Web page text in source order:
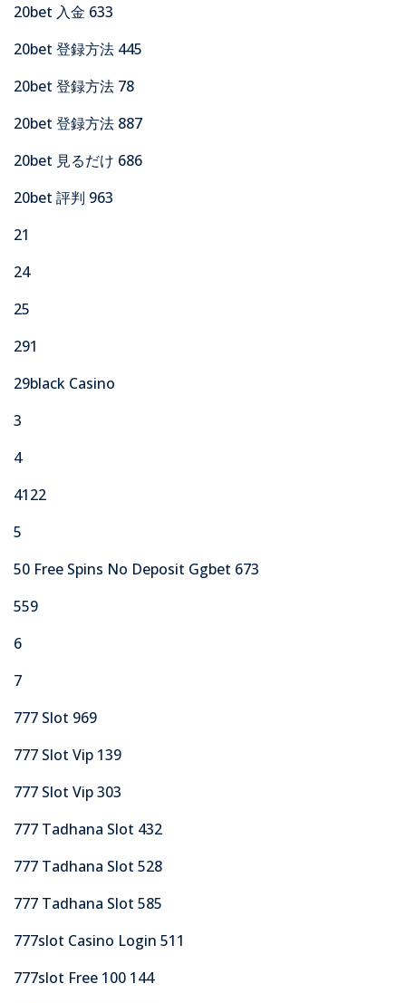
20bet 入金 633
20bet 登録方法 445
20bet 登録方法 78
20bet 登録方法 887
20bet 見るだけ 686
20bet 評判 963
21
24
25
291
29black Casino
3
4
4122
5
50 Free Spins No Deposit Ggbet 673
559
6
7
777 Slot 969
777 Slot Vip 139
777 Slot Vip 303
777 Tadhana Slot 432
777 Tadhana Slot 528
777 Tadhana Slot 585
777slot Casino Login 511
777slot Free 100 144